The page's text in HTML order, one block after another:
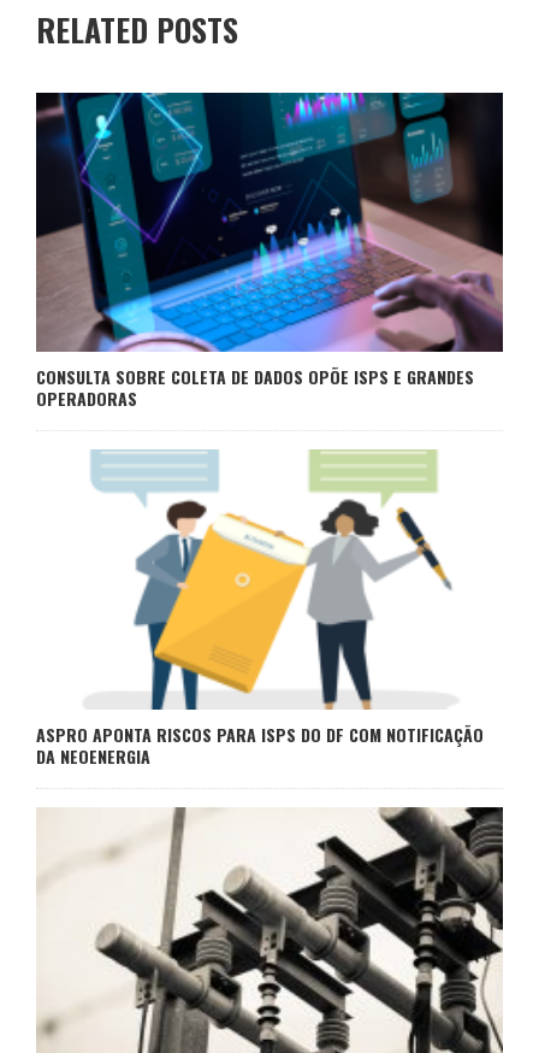
RELATED POSTS
CONSULTA SOBRE COLETA DE DADOS OPÕE ISPS E GRANDES
OPERADORAS
ASPRO APONTA RISCOS PARA ISPS DO DF COM NOTIFICAÇÃO
DA NEOENERGIA